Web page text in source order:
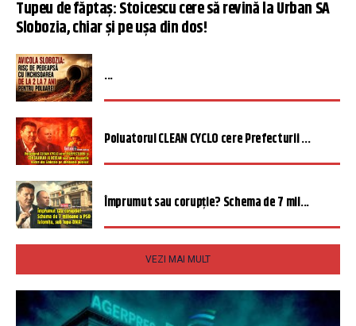
Tupeu de făptaș: Stoicescu cere să revină la Urban SA
Slobozia, chiar și pe ușa din dos!
...
Poluatorul CLEAN CYCLO cere Prefecturii ...
Împrumut sau corupție? Schema de 7 mil...
VEZI MAI MULT